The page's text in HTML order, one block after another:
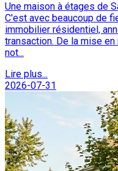
Une maison à étages de
C'est avec beaucoup de
immobilier résidentiel,
transaction. De la mise
not...
Lire plus...
2026-07-31